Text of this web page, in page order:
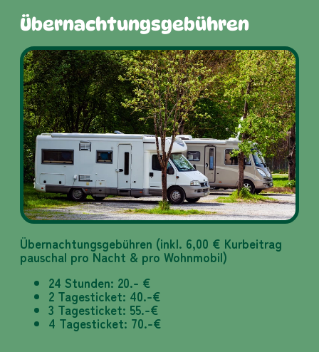
Übernachtungs­gebühren
Übernachtungsgebühren (inkl. 6,00 € Kurbeitrag
pauschal pro Nacht & pro Wohnmobil)
24 Stunden: 20.- €
2 Tagesticket: 40.-€
3 Tagesticket: 55.-€
4 Tagesticket: 70.-€